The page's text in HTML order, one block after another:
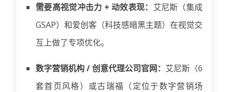
需要高视觉冲击力 + 动效表现： 艾尼斯（集成
GSAP）和爱创客（科技感暗黑主题）在视觉交
互上做了专项优化。
数字营销机构 / 创意代理公司官网： 艾尼斯（6
套首页风格）或古瑞福（定位于数字营销场